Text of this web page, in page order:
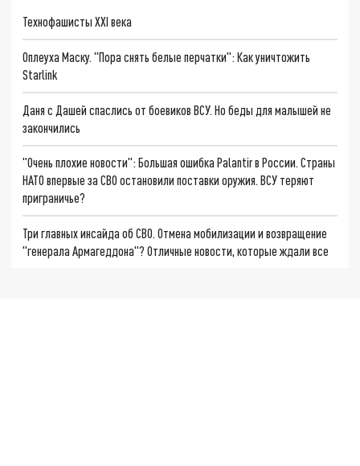
Технофашисты XXI века
Оплеуха Маску. "Пора снять белые перчатки": Как уничтожить
Starlink
Даня с Дашей спаслись от боевиков ВСУ. Но беды для малышей не
закончились
"Очень плохие новости": Большая ошибка Palantir в России. Страны
НАТО впервые за СВО остановили поставки оружия. ВСУ теряют
приграничье?
Три главных инсайда об СВО. Отмена мобилизации и возвращение
"генерала Армагеддона"? Отличные новости, которые ждали все